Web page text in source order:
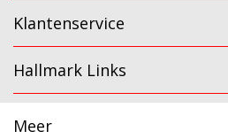
Klantenservice
Hallmark Links
Meer